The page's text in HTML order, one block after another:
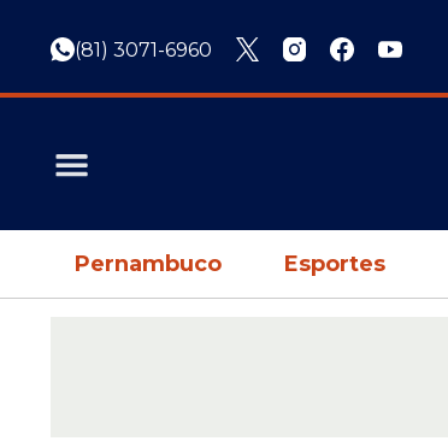
(81) 3071-6960
Pernambuco Esportes